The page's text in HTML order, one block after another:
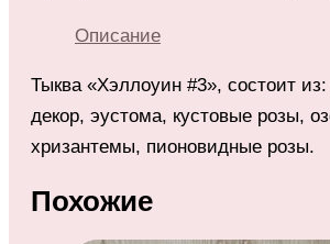
Описание
Тыква «Хэллоуин #3», состоит
декор, эустома, кустовые розы,
хризантемы, пионовидные розы.
Похожие